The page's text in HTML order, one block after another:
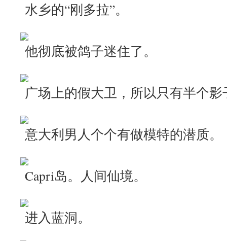
水乡的“刚多拉”。
他彻底被鸽子迷住了。
广场上的假大卫，所以只有半个影
意大利男人个个有做模特的潜质。
Capri岛。人间仙境。
进入蓝洞。